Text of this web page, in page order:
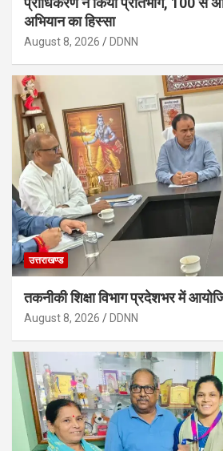
अभियान का हिस्सा
August 8, 2026 DDNN
उत्तराखण्ड
तकनीकी शिक्षा विभाग प्रदेशभर में
August 8, 2026 DDNN